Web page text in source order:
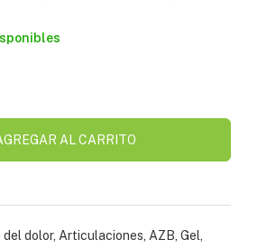
AL CARRITO
del dolor, Articulaciones AZB Gel